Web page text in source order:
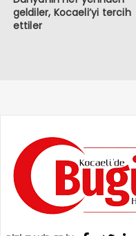
geldiler, Kocaeli’yi tercih
ettiler